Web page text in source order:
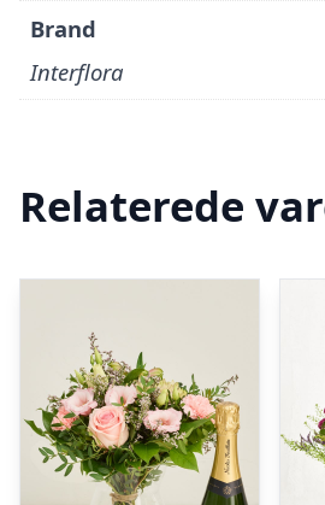
Brand
Interflora
Relaterede